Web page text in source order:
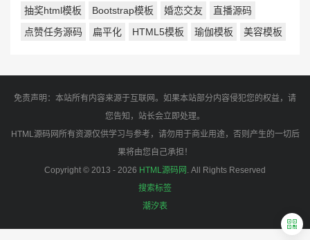
抽奖html模板
Bootstrap模板 婚恋交友
直播源码
点赞任务源码
扁平化 HTML5模板 瑜伽模板 美容模板
免责声明：本站所有内容来源于互联网。如果本站部分内容侵犯您的权益，请
您告知，站长会立即处理。
HTML源码网所有资源仅供学习与参考，请勿用于商业用途，否则产生的一切后
果将由您自己承担！
Copyright © 2013 - 2026 HTML源码网 . All Rights Reserved
搜索标签
潮汐表